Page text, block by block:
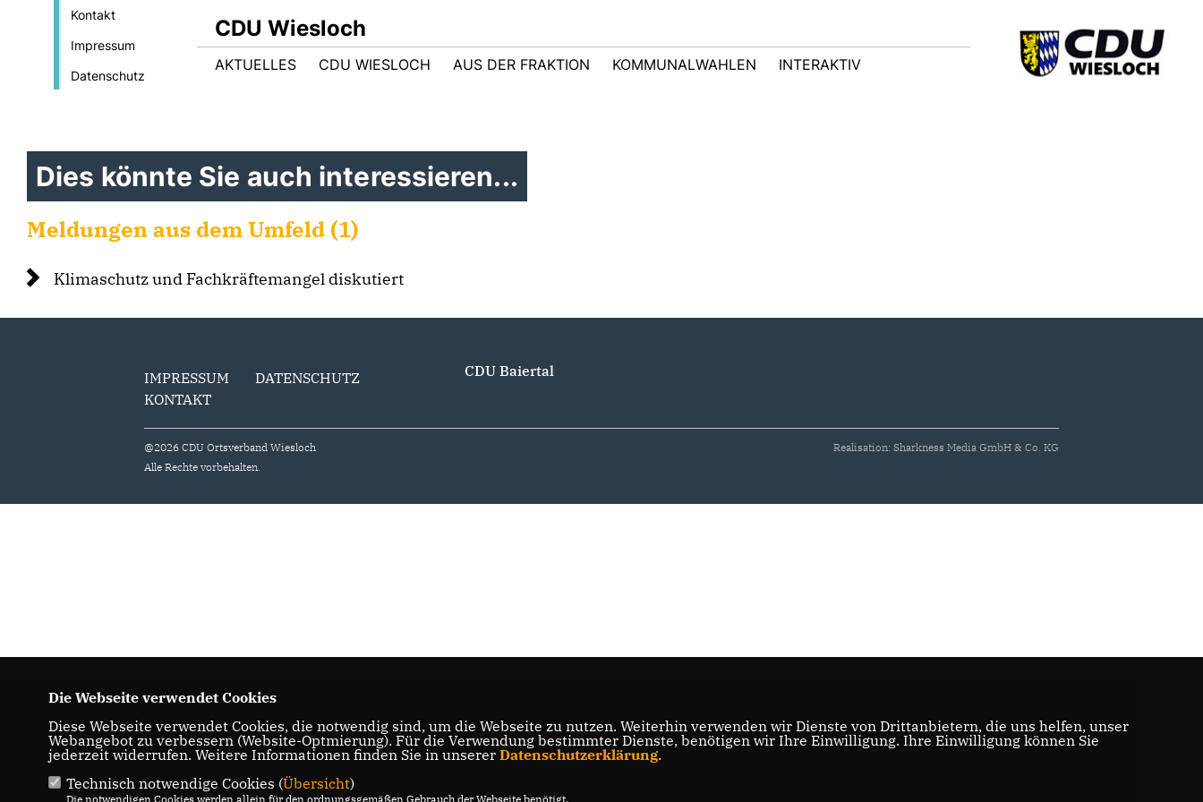
Kontakt
Impressum
Datenschutz
CDU Wiesloch
AKTUELLES CDU WIESLOCH AUS DER FRAKTION KOMMUNALWAHLEN INTERAKTIV
Dies könnte Sie auch interessieren...
Meldungen aus dem Umfeld (1)
Klimaschutz und Fachkräftemangel diskutiert
IMPRESSUM
DATENSCHUTZ
KONTAKT
CDU Baiertal
@2026 CDU Ortsverband Wiesloch
Alle Rechte vorbehalten.
Realisation: Sharkness Media GmbH & Co. KG
Die Webseite verwendet Cookies
Diese Webseite verwendet Cookies, die notwendig sind, um die Webseite zu nutzen. Weiterhin verwenden wir Dienste von Drittanbietern, die uns helfen, unser
Webangebot zu verbessern (Website-Optmierung). Für die Verwendung bestimmter Dienste, benötigen wir Ihre Einwilligung. Ihre Einwilligung können Sie
jederzeit widerrufen. Weitere Informationen finden Sie in unserer Datenschutzerklärung.
Technisch notwendige Cookies (Übersicht)
Die notwendigen Cookies werden allein für den ordnungsgemäßen Gebrauch der Webseite benötigt.